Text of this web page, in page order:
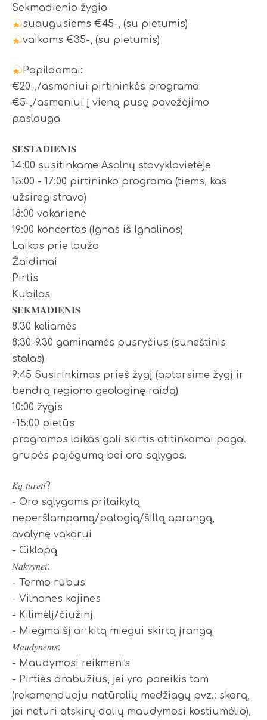
Sekmadienio žygio
suaugusiems €45-, (su pietumis)
vaikams €35-, (su pietumis)
Papildomai:
€20-,/asmeniui pirtininkės programa
€5-,/asmeniui į vieną pusę pavežėjimo
paslauga
𝐒̌𝐄𝐒̌𝐓𝐀𝐃𝐈𝐄𝐍𝐈𝐒
14:00 susitinkame Asalnų stovyklavietėje
15:00 - 17:00 pirtininko programa (tiems, kas
užsiregistravo)
18:00 vakarienė
19:00 koncertas (Ignas iš Ignalinos)
Laikas prie laužo
Žaidimai
Pirtis
Kubilas
𝐒𝐄𝐊𝐌𝐀𝐃𝐈𝐄𝐍𝐈𝐒
8.30 keliamės
8:30-9.30 gaminamės pusryčius (suneštinis
stalas)
9:45 Susirinkimas prieš žygį (aptarsime žygį ir
bendrą regiono geologinę raidą)
10:00 žygis
~15:00 pietūs
programos laikas gali skirtis atitinkamai pagal
grupės pajėgumą bei oro sąlygas.
𝐾𝑎̨ 𝑡𝑢𝑟𝑒̇𝑡𝑖?
- Oro sąlygoms pritaikytą
neperšlampamą/patogią/šiltą aprangą,
avalynę vakarui
- Ciklopą
𝑁𝑎𝑘𝑣𝑦𝑛𝑒𝑖:
- Termo rūbus
- Vilnones kojines
- Kilimėlį/čiužinį
- Miegmaišį ar kitą miegui skirtą įrangą
𝑀𝑎𝑢𝑑𝑦𝑛𝑒̇𝑚𝑠:
- Maudymosi reikmenis
- Pirties drabužius, jei yra poreikis tam
(rekomenduoju natūralių medžiagų pvz.: skarą,
jei neturi atskirų dalių maudymosi kostiumėlio),